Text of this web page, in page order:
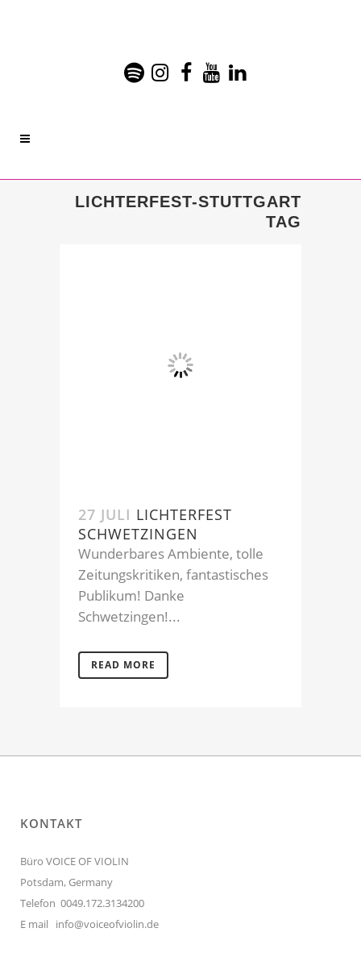
LICHTERFEST-STUTTGART
TAG
27 JULI LICHTERFEST
SCHWETZINGEN
Wunderbares Ambiente, tolle
Zeitungskritiken, fantastisches
Publikum! Danke
Schwetzingen!...
READ MORE
KONTAKT
Büro VOICE OF VIOLIN
Potsdam, Germany
Telefon 0049.172.3134200
E mail info@voiceofviolin.de